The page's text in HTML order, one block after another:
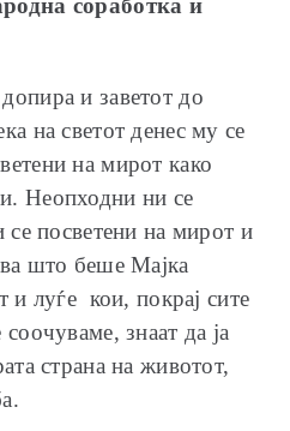
соработка и
и заветот до
на светот денес му се
на мирот како
Неопходни ни се
се посветени на мирот и
што беше Мајка
и луѓе кои, покрај сите
знаат да ја
страна на животот,